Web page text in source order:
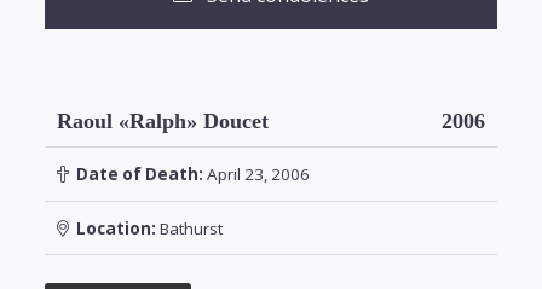
Raoul «Ralph» Doucet 2006
Date of Death: April 23, 2006
Location: Bathurst